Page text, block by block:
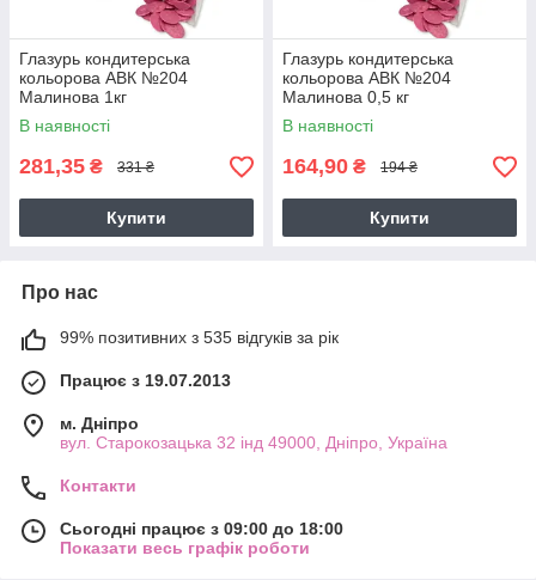
Глазурь кондитерська
кольорова АВК №204
Малинова 1кг
В наявності
281,35 ₴ 331 ₴
Купити
Глазурь кондитерська
кольорова АВК №204
Малинова 0,5 кг
В наявності
164,90 ₴ 194 ₴
Купити
Про нас
99% позитивних з 535 відгуків за рік
Працює з 19.07.2013
м. Дніпро
вул. Старокозацька 32 інд 49000, Дніпро, Україна
Контакти
Сьогодні працює з 09:00 до 18:00
Показати весь графік роботи